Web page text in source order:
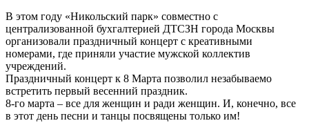
В этом году «Никольский парк» совместно с
централизованной бухгалтерией ДТСЗН города Москвы
организовали праздничный концерт с креативными
номерами, где приняли участие мужской коллектив
учреждений.
Праздничный концерт к 8 Марта позволил незабываемо
встретить первый весенний праздник.
8-го марта – все для женщин и ради женщин. И, конечно, все
в этот день песни и танцы посвящены только им!